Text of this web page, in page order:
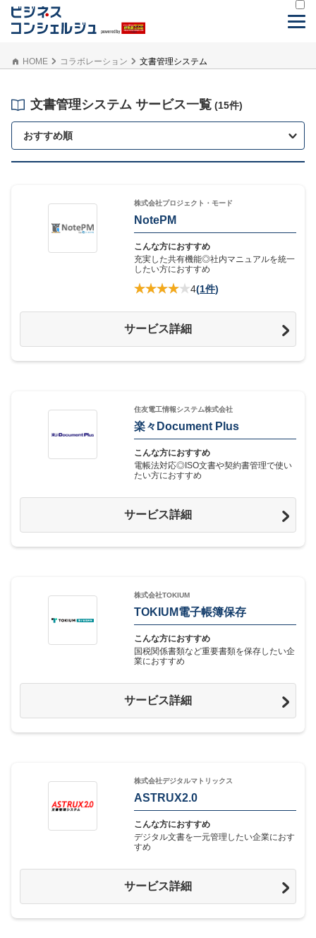
HOME コラボレーション 文書管理システム
文書管理システム サービス一覧 (15件)
おすすめ順
株式会社プロジェクト・モード
NotePM
こんな方におすすめ
充実した共有機能◎社内マニュアルを統一
したい方におすすめ
4(1件)
サービス詳細
住友電工情報システム株式会社
楽々Document Plus
こんな方におすすめ
電帳法対応◎ISO文書や契約書管理で使い
たい方におすすめ
サービス詳細
株式会社TOKIUM
TOKIUM電子帳簿保存
こんな方におすすめ
国税関係書類など重要書類を保存したい企
業におすすめ
サービス詳細
株式会社デジタルマトリックス
ASTRUX2.0
こんな方におすすめ
デジタル文書を一元管理したい企業におす
すめ
サービス詳細